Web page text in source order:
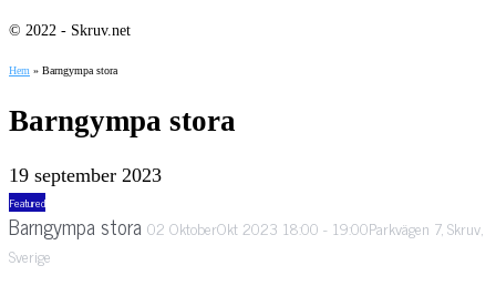
© 2022 - Skruv.net
Hem » Barngympa stora
Barngympa stora
19 september 2023
Featured
Barngympa stora 02 OktoberOkt2023 18:00 - 19:00Parkvägen 7, Skruv,
Sverige